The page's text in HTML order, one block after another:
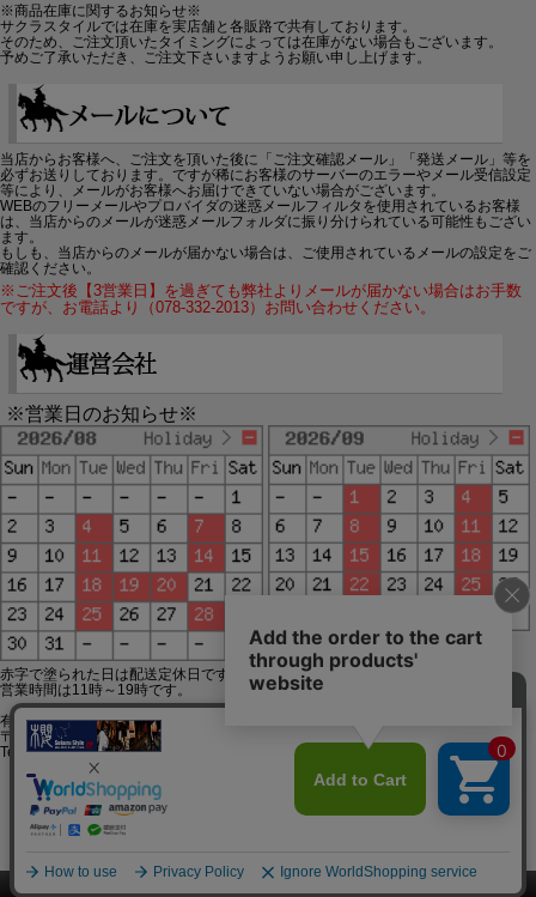
※商品在庫に関するお知らせ※
サクラスタイルでは在庫を実店舗と各販路で共有しております。
そのため、ご注文頂いたタイミングによっては在庫がない場合もございます。
予めご了承いただき、ご注文下さいますようお願い申し上げます。
当店からお客様へ、ご注文を頂いた後に「ご注文確認メール」「発送メール」等を
必ずお送りしております。ですが稀にお客様のサーバーのエラーやメール受信設定
等により、メールがお客様へお届けできていない場合がございます。
WEBのフリーメールやプロバイダの迷惑メールフィルタを使用されているお客様
は、当店からのメールが迷惑メールフォルダに振り分けられている可能性もござい
ます。
もしも、当店からのメールが届かない場合は、ご使用されているメールの設定をご
確認ください。
※ご注文後【3営業日】を過ぎても弊社よりメールが届かない場合はお手数
ですが、お電話より（078-332-2013）お問い合わせください。
※営業日のお知らせ※
赤字で塗られた日は配送定休日です。
営業時間は11時～19時です。
有限会社ジップジップ SakuraStyle通販事業部
〒650-0021 神戸市中央区三宮町3-9-19イトウビル1,4F
Tel:078-332-2013 FAX:078-333-6644
SSL/TLSとは?
このページをPC用に切り替え